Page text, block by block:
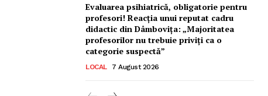
Evaluarea psihiatrică, obligatorie pentru
profesori! Reacția unui reputat cadru
didactic din Dâmbovița: „Majoritatea
profesorilor nu trebuie priviți ca o
categorie suspectă”
LOCAL 7 August 2026